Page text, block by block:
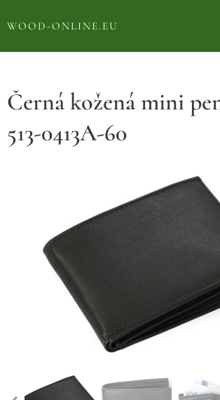
WOOD-ONLINE.EU
Černá kožená mini
513-0413A-60